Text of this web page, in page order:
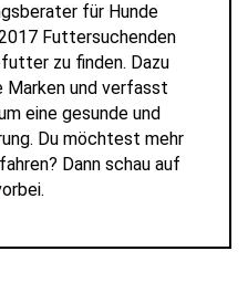
für Hunde
Futtersuchenden
zu finden. Dazu
und verfasst
eine gesunde und
Du möchtest mehr
Dann schau auf